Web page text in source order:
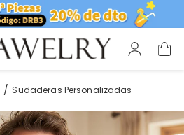
Sudaderas Personalizadas